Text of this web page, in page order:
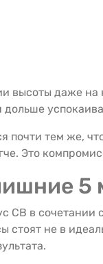
высоты даже на
почти тем же,
Это
5
СВ в сочетании
стоят не в